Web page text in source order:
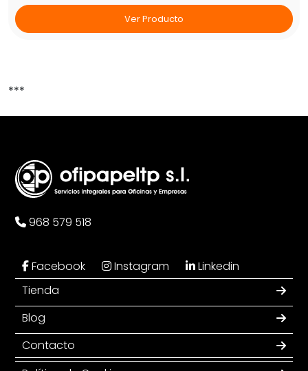
Ver Producto
***
968 579 518
Facebook Instagram
Linkedin
Tienda
Blog
Contacto